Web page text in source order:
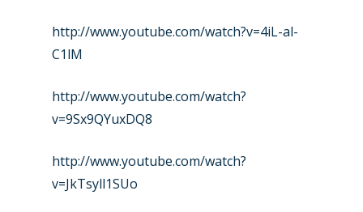
http://www.youtube.com/watch?v=4iL-al-
C1lM
http://www.youtube.com/watch?
v=9Sx9QYuxDQ8
http://www.youtube.com/watch?
v=JkTsyll1SUo
Jobs